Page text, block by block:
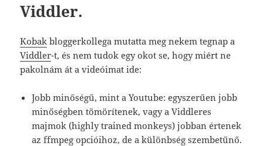
Viddler.
Kobak bloggerkollega mutatta meg nekem tegnap a
Viddler-t, és nem tudok egy okot se, hogy miért ne
pakolnám át a videóimat ide:
Jobb minőségű, mint a Youtube: egyszerűen jobb
minőségben tömörítenek, vagy a Viddleres
majmok (highly trained monkeys) jobban értenek
az ffmpeg opcióihoz, de a különbség szembetűnő.